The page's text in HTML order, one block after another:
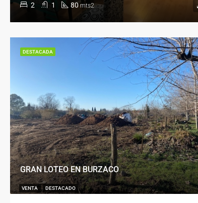
2 1 80 mts2
GRAN LOTEO EN BURZACO
VENTA DESTACADO
DESTACADA